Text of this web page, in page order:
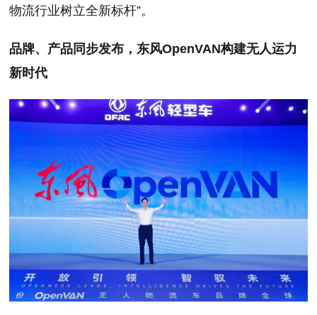
物流行业树立全新标杆”。
品牌、产品同步发布，东风OpenVAN构建无人运力
新时代